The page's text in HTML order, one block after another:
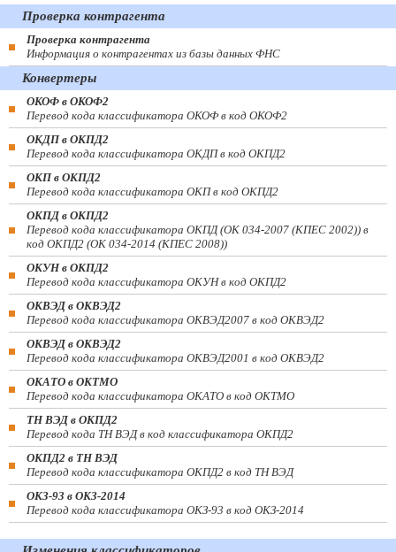
Проверка контрагента
Проверка контрагента
Информация о контрагентах из базы данных ФНС
Конвертеры
ОКОФ в ОКОФ2
Перевод кода классификатора ОКОФ в код ОКОФ2
ОКДП в ОКПД2
Перевод кода классификатора ОКДП в код ОКПД2
ОКП в ОКПД2
Перевод кода классификатора ОКП в код ОКПД2
ОКПД в ОКПД2
Перевод кода классификатора ОКПД (ОК 034-2007 (КПЕС 2002)) в
код ОКПД2 (ОК 034-2014 (КПЕС 2008))
ОКУН в ОКПД2
Перевод кода классификатора ОКУН в код ОКПД2
ОКВЭД в ОКВЭД2
Перевод кода классификатора ОКВЭД2007 в код ОКВЭД2
ОКВЭД в ОКВЭД2
Перевод кода классификатора ОКВЭД2001 в код ОКВЭД2
ОКАТО в ОКТМО
Перевод кода классификатора ОКАТО в код ОКТМО
ТН ВЭД в ОКПД2
Перевод кода ТН ВЭД в код классификатора ОКПД2
ОКПД2 в ТН ВЭД
Перевод кода классификатора ОКПД2 в код ТН ВЭД
ОКЗ-93 в ОКЗ-2014
Перевод кода классификатора ОКЗ-93 в код ОКЗ-2014